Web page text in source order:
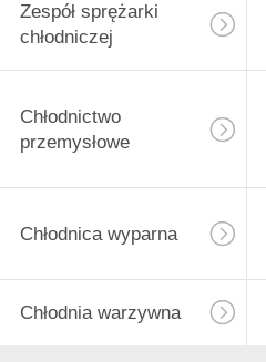
Zespół sprężarki
chłodniczej
Chłodnictwo
przemysłowe
Chłodnica wyparna
Chłodnia warzywna